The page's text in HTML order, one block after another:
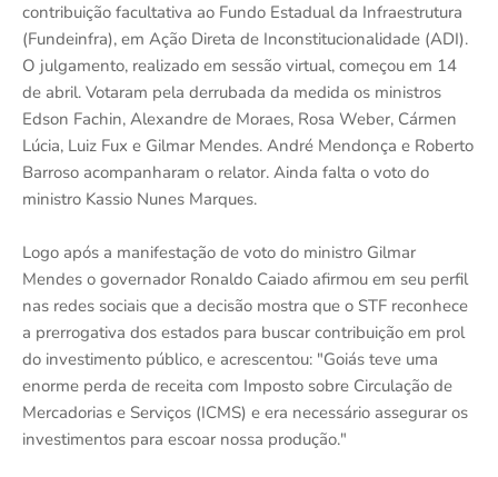
contribuição facultativa ao Fundo Estadual da Infraestrutura
(Fundeinfra), em Ação Direta de Inconstitucionalidade (ADI).
O julgamento, realizado em sessão virtual, começou em 14
de abril. Votaram pela derrubada da medida os ministros
Edson Fachin, Alexandre de Moraes, Rosa Weber, Cármen
Lúcia, Luiz Fux e Gilmar Mendes. André Mendonça e Roberto
Barroso acompanharam o relator. Ainda falta o voto do
ministro Kassio Nunes Marques.
Logo após a manifestação de voto do ministro Gilmar
Mendes o governador Ronaldo Caiado afirmou em seu perfil
nas redes sociais que a decisão mostra que o STF reconhece
a prerrogativa dos estados para buscar contribuição em prol
do investimento público, e acrescentou: "Goiás teve uma
enorme perda de receita com Imposto sobre Circulação de
Mercadorias e Serviços (ICMS) e era necessário assegurar os
investimentos para escoar nossa produção."